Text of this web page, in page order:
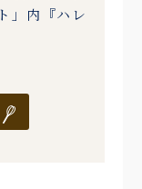
」内『ハレ